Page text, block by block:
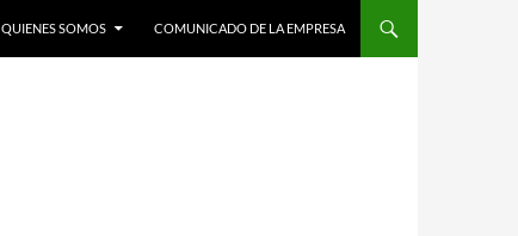
QUIENES SOMOS COMUNICADO DE LA EMPRESA